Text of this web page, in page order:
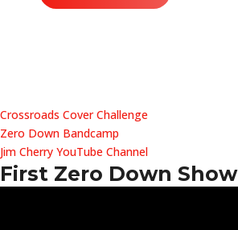
Crossroads Cover Challenge
Zero Down Bandcamp
Jim Cherry YouTube Channel
First Zero Down Show